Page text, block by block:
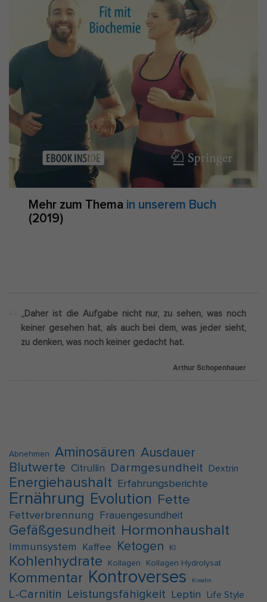
Mehr zum Thema in unserem Buch
(2019)
„Daher ist die Aufgabe nicht nur, zu sehen, was noch
keiner gesehen hat, als auch bei dem, was jeder sieht,
zu denken, was noch keiner gedacht hat.
Arthur Schopenhauer
Abnehmen Aminosäuren Ausdauer
Blutwerte
Citrullin Darmgesundheit Dextrin
Energiehaushalt Erfahrungsberichte
Ernährung Evolution Fette
Fettverbrennung Frauengesundheit
Gefäßgesundheit Hormonhaushalt
Immunsystem Kaffee Ketogen KI
Kohlenhydrate Kollagen Kollagen Hydrolysat
Kommentar Kontroverses Kreatin
L-Carnitin Leistungsfähigkeit Leptin Life Style